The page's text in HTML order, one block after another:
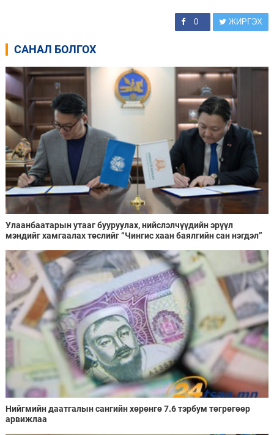
0 ЖИРГЭХ
САНАЛ БОЛГОХ
Улаанбаатарын утааг бууруулах, нийслэлчүүдийн эрүүл
мэндийг хамгаалах төслийг “Чингис хаан баялгийн сан нэгдэл”
Нийгмийн даатгалын сангийн хөрөнгө 7.6 тэрбум төгрөгөөр
арвижлаа